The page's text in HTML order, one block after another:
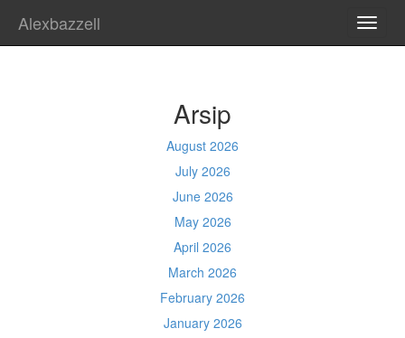
Alexbazzell
Arsip
August 2026
July 2026
June 2026
May 2026
April 2026
March 2026
February 2026
January 2026